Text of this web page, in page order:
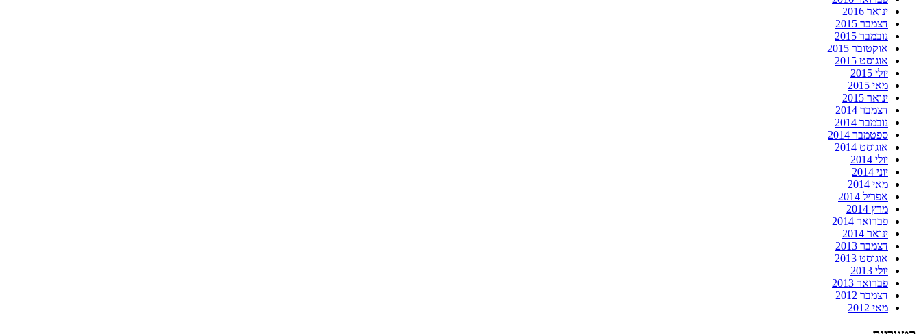
ינואר 2016
דצמבר 2015
נובמבר 2015
אוקטובר 2015
אוגוסט 2015
יולי 2015
מאי 2015
ינואר 2015
דצמבר 2014
נובמבר 2014
ספטמבר 2014
אוגוסט 2014
יולי 2014
יוני 2014
מאי 2014
אפריל 2014
מרץ 2014
פברואר 2014
ינואר 2014
דצמבר 2013
אוגוסט 2013
יולי 2013
פברואר 2013
דצמבר 2012
מאי 2012